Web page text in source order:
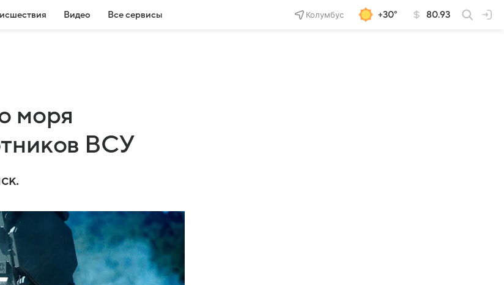
Видео Все сервисы Колумбус +30° 80.93
моря
ВСУ